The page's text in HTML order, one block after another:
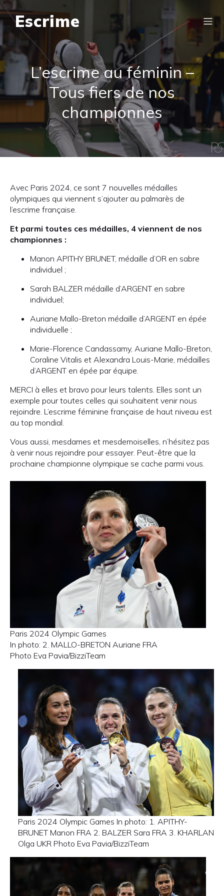
Escrime
L’escrime au féminin –
Tous fiers de nos
championnes
Avec Paris 2024, ce sont 7 nouvelles médailles
olympiques qui viennent s’ajouter au palmarès de
l’escrime française.
Et parmi toutes ces médailles, 4 viennent de nos
championnes :
Manon APITHY BRUNET, médaille d’OR en sabre
individuel ;
Sarah BALZER médaille d’ARGENT en sabre
individuel;
Auriane Mallo-Breton médaille d’ARGENT en épée
individuelle ;
Marie-Florence Candassamy, Auriane Mallo-Breton,
Coraline Vitalis et Alexandra Louis-Marie, médailles
d’ARGENT en épée par équipe.
MERCI à elles et bravo pour leurs talents. Elles sont un
exemple pour toutes celles qui souhaitent venir nous
rejoindre. L’escrime féminine française de haut niveau est
au top mondial.
Vous aussi, mesdames et mesdemoiselles, n’hésitez pas
à venir nous rejoindre pour essayer. Peut-être que la
prochaine championne olympique se cache parmi vous.
Paris 2024 Olympic Games
In photo: 2. MALLO-BRETON Auriane FRA
Photo Eva Pavia/BizziTeam
Paris 2024 Olympic Games In photo: 1. APITHY-
BRUNET Manon FRA 2. BALZER Sara FRA 3. KHARLAN
Olga UKR Photo Eva Pavia/BizziTeam